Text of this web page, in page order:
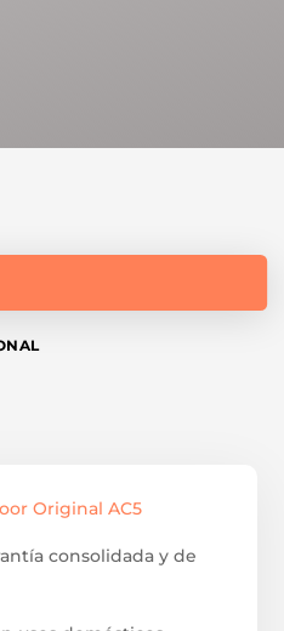
Original AC5
consolidada y de